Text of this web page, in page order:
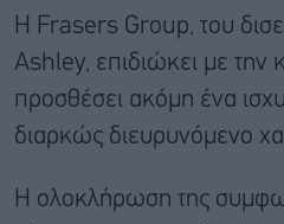
Η Frasers Group, του
Ashley, επιδιώκει με την
προσθέσει ακόμη ένα
διαρκώς διευρυνόμενο
Η ολοκλήρωση της